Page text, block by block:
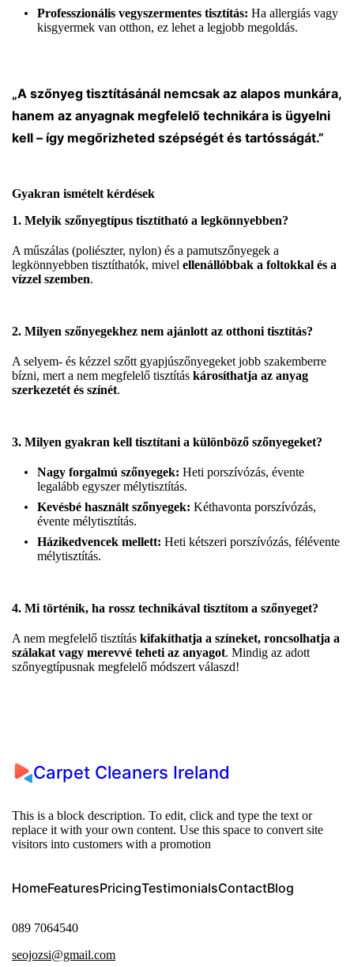
Professzionális vegyszermentes tisztítás: Ha allergiás vagy
kisgyermek van otthon, ez lehet a legjobb megoldás.
„A szőnyeg tisztításánál nemcsak az alapos munkára,
hanem az anyagnak megfelelő technikára is ügyelni
kell – így megőrizheted szépségét és tartósságát.”
Gyakran ismételt kérdések
1. Melyik szőnyegtípus tisztítható a legkönnyebben?
A műszálas (poliészter, nylon) és a pamutszőnyegek a
legkönnyebben tisztíthatók, mivel ellenállóbbak a foltokkal és a
vízzel szemben.
2. Milyen szőnyegekhez nem ajánlott az otthoni tisztítás?
A selyem- és kézzel szőtt gyapjúszőnyegeket jobb szakemberre
bízni, mert a nem megfelelő tisztítás károsíthatja az anyag
szerkezetét és színét.
3. Milyen gyakran kell tisztítani a különböző szőnyegeket?
Nagy forgalmú szőnyegek: Heti porszívózás, évente
legalább egyszer mélytisztítás.
Kevésbé használt szőnyegek: Kéthavonta porszívózás,
évente mélytisztítás.
Házikedvencek mellett: Heti kétszeri porszívózás, félévente
mélytisztítás.
4. Mi történik, ha rossz technikával tisztítom a szőnyeget?
A nem megfelelő tisztítás kifakíthatja a színeket, roncsolhatja a
szálakat vagy merevvé teheti az anyagot. Mindig az adott
szőnyegtípusnak megfelelő módszert válaszd!
Carpet Cleaners Ireland
This is a block description. To edit, click and type the text or
replace it with your own content. Use this space to convert site
visitors into customers with a promotion
HomeFeaturesPricingTestimonialsContactBlog
089 7064540
seojozsi@gmail.com